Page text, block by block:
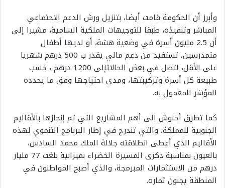
وأبرز أن الحكومة قامت أيضا، بتنزيل ورش الدعم الاجتماعي
المباشر وتنفيذه، طبقا للتوجيهات الملكية السامية، مشيرا إلى
أن
مليون أسرة في وضعية هشة، أو لديها أطفال
متمدرسين، تستفيد من دعم مالي يقدر ب درهم شهريا
على الأقل، لتصل في بعض الحالاتإلى درهم، حسب
طبيعة كل أسرة وتركيبتها، ومدى احتياجها وفق ما يحدده
المؤشر المعمول به.
كما تطرق أخنوش الى أهم المشاريع التي تم إنجازها بالأقاليم
الجنوبية للمملكة، والتي تندرج في إطار البرنامج التنموي لهذه
الأقاليم الذي أعطى انطلاقته جلالة الملك محمد السادس،
بالعيون بمناسبة ذكرى المسيرة الخضراء بميزانية بلغت
مليار
درهم من الاستثمارات المبرمجة، والذي أصبح المواطنون في
المنطقة يجنون ثماره.